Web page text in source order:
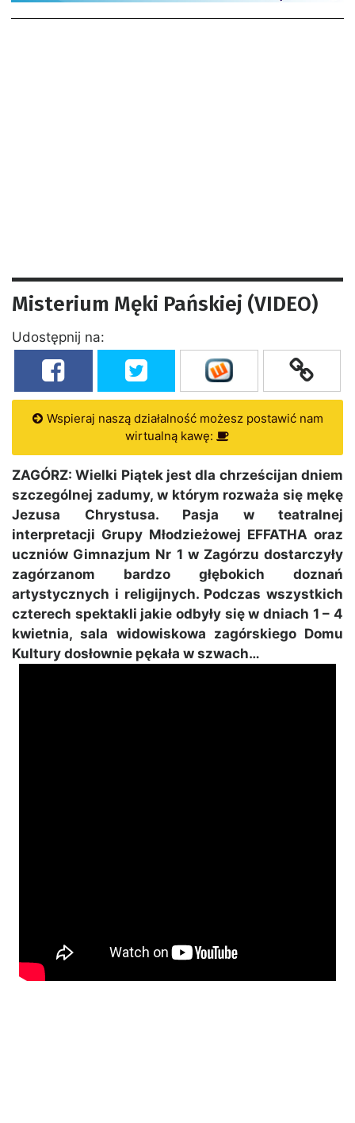
Misterium Męki Pańskiej (VIDEO)
Udostępnij na:
Wspieraj naszą działalność możesz postawić nam
wirtualną kawę:
ZAGÓRZ: Wielki Piątek jest dla chrześcijan dniem
szczególnej zadumy, w którym rozważa się mękę
Jezusa Chrystusa. Pasja w teatralnej
interpretacji Grupy Młodzieżowej EFFATHA oraz
uczniów Gimnazjum Nr 1 w Zagórzu dostarczyły
zagórzanom bardzo głębokich doznań
artystycznych i religijnych. Podczas wszystkich
czterech spektakli jakie odbyły się w dniach 1 – 4
kwietnia, sala widowiskowa zagórskiego Domu
Kultury dosłownie pękała w szwach…